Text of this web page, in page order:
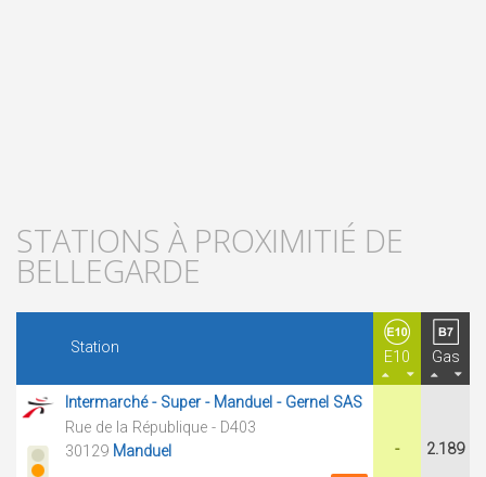
STATIONS À PROXIMITIÉ DE
BELLEGARDE
Station
E10 Gas
Intermarché - Super - Manduel - Gernel SAS
Rue de la République - D403
30129 Manduel - 2.189